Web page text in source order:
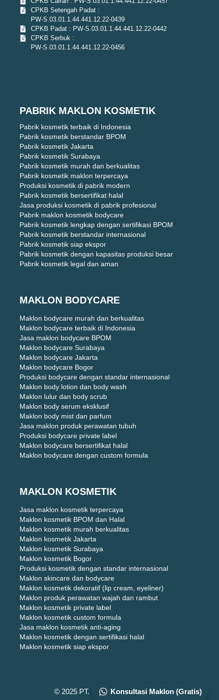
CPKB Setengah Padat :
PW-S.03.01.1.44.441.12.22-0439
CPKB Padat : PW-S.03.01.1.44.441.12.22-0442
CPKB Serbuk :
PW-S.03.01.1.44.441.12.22-0456
PABRIK MAKLON KOSMETIK
Pabrik kosmetik terbaik di Indonesia
Pabrik kosmetik berstandar BPOM
Pabrik kosmetik Jakarta
Pabrik kosmetik Surabaya
Pabrik kosmetik murah dan berkualitas
Pabrik kosmetik maklon terpercaya
Produksi kosmetik di pabrik modern
Pabrik kosmetik bersertifikat halal
Jasa produksi kosmetik di pabrik profesional
Pabrik maklon kosmetik bodycare
Pabrik kosmetik lengkap dengan sertifikasi BPOM
Pabrik kosmetik berstandar internasional
Pabrik kosmetik siap ekspor
Pabrik kosmetik dengan kapasitas produksi besar
Pabrik kosmetik legal dan aman
MAKLON BODYCARE
Maklon bodycare murah dan berkualitas
Maklon bodycare terbaik di Indonesia
Jasa maklon bodycare BPOM
Maklon bodycare Surabaya
Maklon bodycare Jakarta
Maklon bodycare Bogor
Produksi bodycare dengan standar internasional
Maklon body lotion dan body wash
Maklon lulur dan body scrub
Maklon body serum eksklusif
Maklon body mist dan parfum
Jasa maklon produk perawatan tubuh
Produksi bodycare private label
Maklon bodycare bersertifikat halal
Maklon bodycare dengan custom formula
MAKLON KOSMETIK
Jasa maklon kosmetik terpercaya
Maklon kosmetik BPOM dan Halal
Maklon kosmetik murah berkualitas
Maklon kosmetik Jakarta
Maklon kosmetik Surabaya
Maklon kosmetik Bogor
Produksi kosmetik dengan standar internasional
Maklon skincare dan bodycare
Maklon kosmetik dekoratif (lip cream, eyeliner)
Maklon produk perawatan wajah dan rambut
Maklon kosmetik private label
Maklon kosmetik custom formula
Jasa maklon kosmetik anti-aging
Maklon kosmetik dengan sertifikasi halal
Maklon kosmetik siap ekspor
© 2025 PT. DIZZA KARYA UTAMA
Konsultasi Maklon (Gratis)